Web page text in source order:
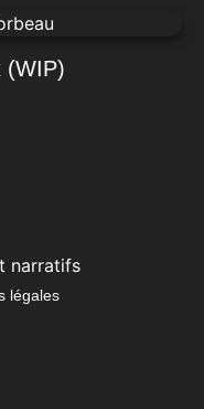
(WIP)
narratifs
légales